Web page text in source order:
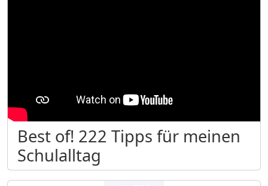
Best of! 222 Tipps für meinen
Schulalltag